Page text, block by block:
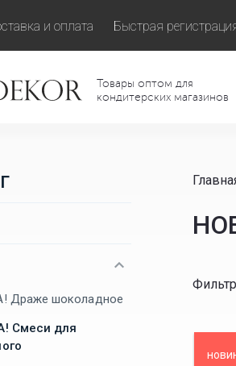
и оплата Быстрая
Товары оптом для
кондитерских магазинов
Драже шоколадное
Смеси для
Фильтр